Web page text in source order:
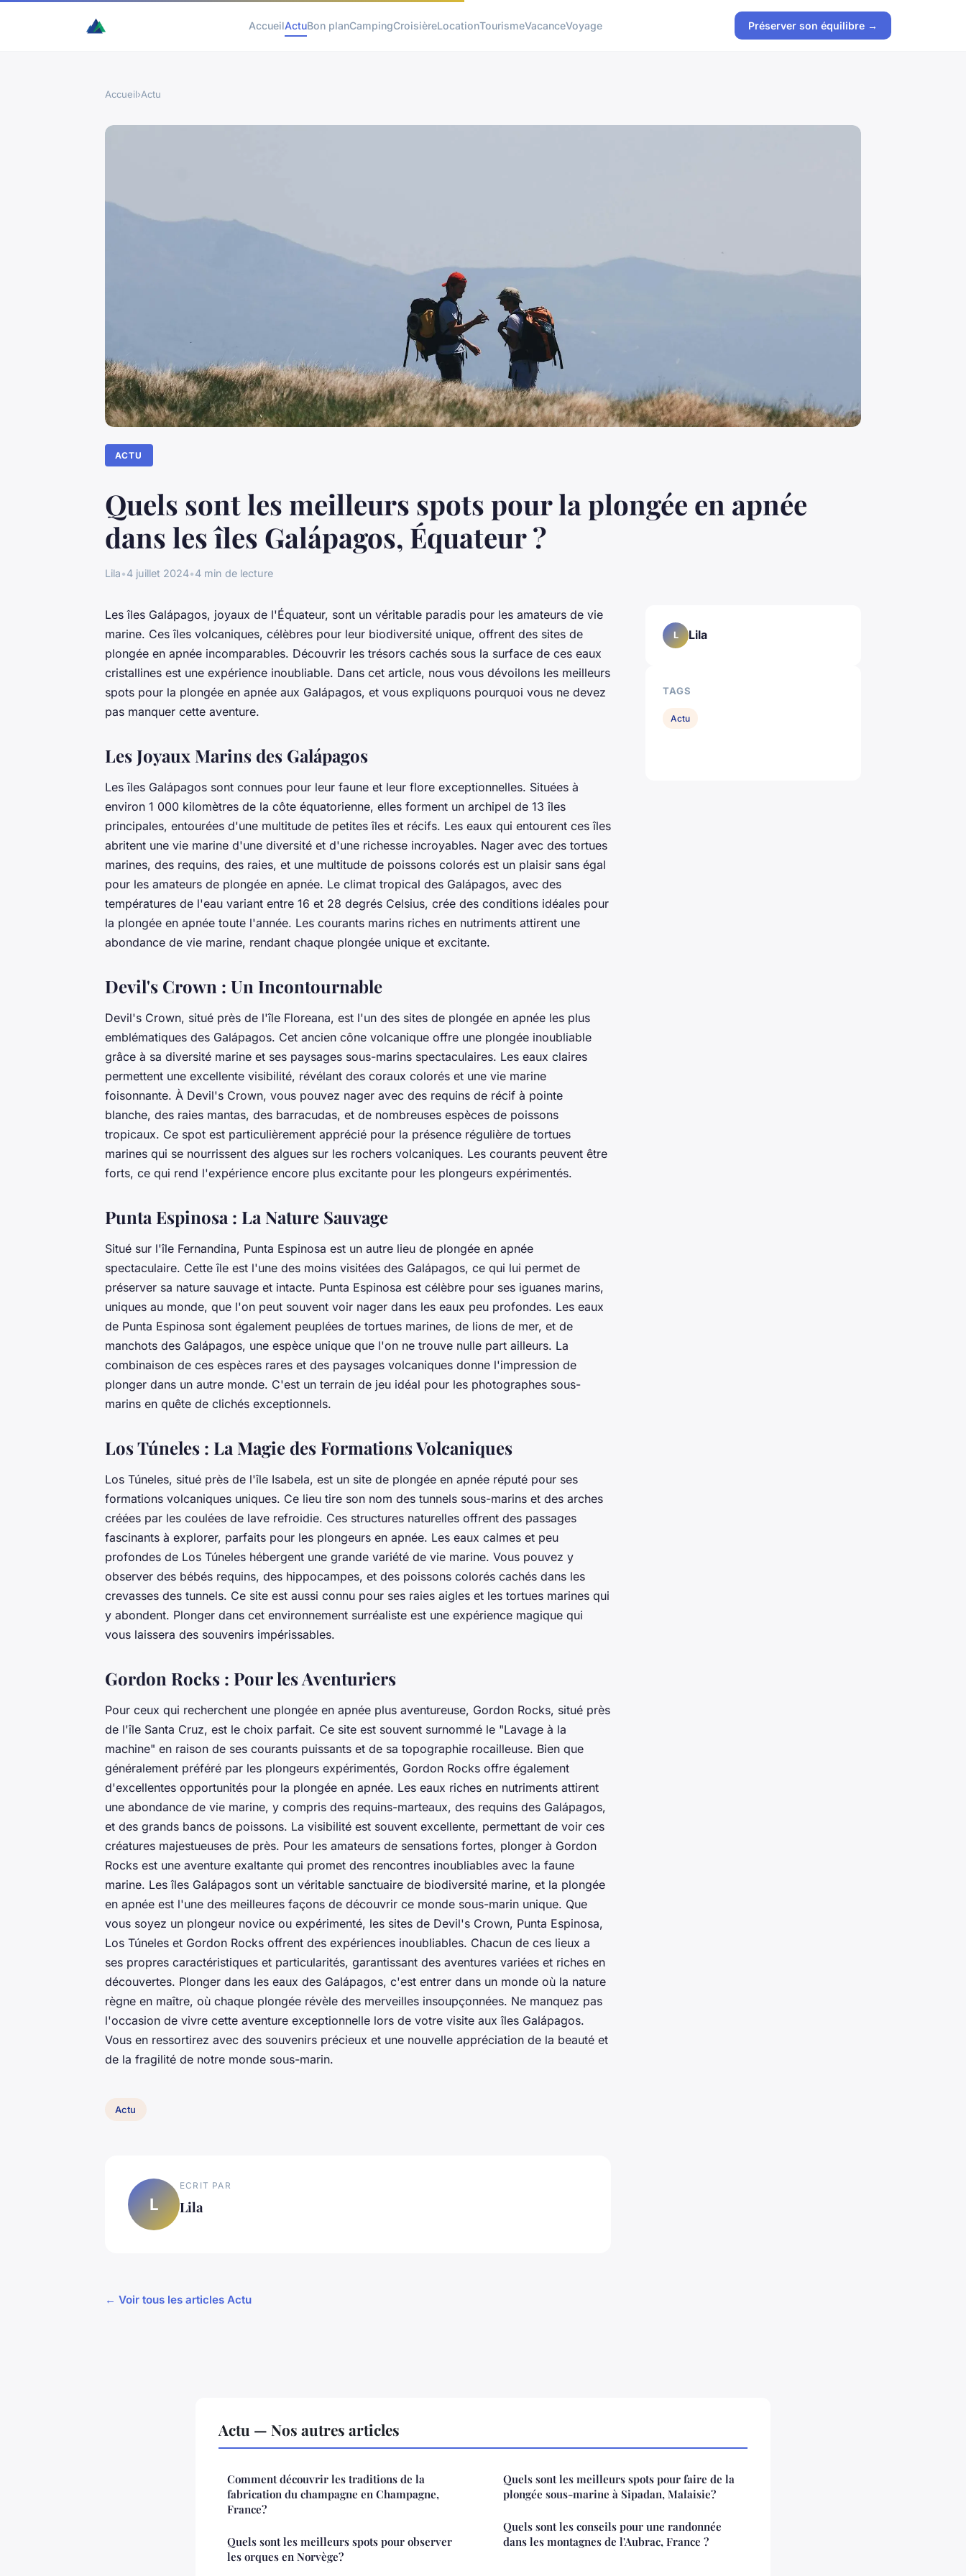
AccueilActuBon planCampingCroisièreLocationTourismeVacanceVoyage Préserver son équilibre →
Accueil›Actu
ACTU
Quels sont les meilleurs spots pour la plongée en apnée
dans les îles Galápagos, Équateur ?
Lila•4 juillet 2024•4 min de lecture
Les îles Galápagos, joyaux de l'Équateur, sont un véritable paradis pour les amateurs de vie
marine. Ces îles volcaniques, célèbres pour leur biodiversité unique, offrent des sites de
plongée en apnée incomparables. Découvrir les trésors cachés sous la surface de ces eaux
cristallines est une expérience inoubliable. Dans cet article, nous vous dévoilons les meilleurs
spots pour la plongée en apnée aux Galápagos, et vous expliquons pourquoi vous ne devez
pas manquer cette aventure.
Les Joyaux Marins des Galápagos
Les îles Galápagos sont connues pour leur faune et leur flore exceptionnelles. Situées à
environ 1 000 kilomètres de la côte équatorienne, elles forment un archipel de 13 îles
principales, entourées d'une multitude de petites îles et récifs. Les eaux qui entourent ces îles
abritent une vie marine d'une diversité et d'une richesse incroyables. Nager avec des tortues
marines, des requins, des raies, et une multitude de poissons colorés est un plaisir sans égal
pour les amateurs de plongée en apnée. Le climat tropical des Galápagos, avec des
températures de l'eau variant entre 16 et 28 degrés Celsius, crée des conditions idéales pour
la plongée en apnée toute l'année. Les courants marins riches en nutriments attirent une
abondance de vie marine, rendant chaque plongée unique et excitante.
Devil's Crown : Un Incontournable
Devil's Crown, situé près de l'île Floreana, est l'un des sites de plongée en apnée les plus
emblématiques des Galápagos. Cet ancien cône volcanique offre une plongée inoubliable
grâce à sa diversité marine et ses paysages sous-marins spectaculaires. Les eaux claires
permettent une excellente visibilité, révélant des coraux colorés et une vie marine
foisonnante. À Devil's Crown, vous pouvez nager avec des requins de récif à pointe
blanche, des raies mantas, des barracudas, et de nombreuses espèces de poissons
tropicaux. Ce spot est particulièrement apprécié pour la présence régulière de tortues
marines qui se nourrissent des algues sur les rochers volcaniques. Les courants peuvent être
forts, ce qui rend l'expérience encore plus excitante pour les plongeurs expérimentés.
Punta Espinosa : La Nature Sauvage
Situé sur l'île Fernandina, Punta Espinosa est un autre lieu de plongée en apnée
spectaculaire. Cette île est l'une des moins visitées des Galápagos, ce qui lui permet de
préserver sa nature sauvage et intacte. Punta Espinosa est célèbre pour ses iguanes marins,
uniques au monde, que l'on peut souvent voir nager dans les eaux peu profondes. Les eaux
de Punta Espinosa sont également peuplées de tortues marines, de lions de mer, et de
manchots des Galápagos, une espèce unique que l'on ne trouve nulle part ailleurs. La
combinaison de ces espèces rares et des paysages volcaniques donne l'impression de
plonger dans un autre monde. C'est un terrain de jeu idéal pour les photographes sous-
marins en quête de clichés exceptionnels.
Los Túneles : La Magie des Formations Volcaniques
Los Túneles, situé près de l'île Isabela, est un site de plongée en apnée réputé pour ses
formations volcaniques uniques. Ce lieu tire son nom des tunnels sous-marins et des arches
créées par les coulées de lave refroidie. Ces structures naturelles offrent des passages
fascinants à explorer, parfaits pour les plongeurs en apnée. Les eaux calmes et peu
profondes de Los Túneles hébergent une grande variété de vie marine. Vous pouvez y
observer des bébés requins, des hippocampes, et des poissons colorés cachés dans les
crevasses des tunnels. Ce site est aussi connu pour ses raies aigles et les tortues marines qui
y abondent. Plonger dans cet environnement surréaliste est une expérience magique qui
vous laissera des souvenirs impérissables.
Gordon Rocks : Pour les Aventuriers
Pour ceux qui recherchent une plongée en apnée plus aventureuse, Gordon Rocks, situé près
de l'île Santa Cruz, est le choix parfait. Ce site est souvent surnommé le "Lavage à la
machine" en raison de ses courants puissants et de sa topographie rocailleuse. Bien que
généralement préféré par les plongeurs expérimentés, Gordon Rocks offre également
d'excellentes opportunités pour la plongée en apnée. Les eaux riches en nutriments attirent
une abondance de vie marine, y compris des requins-marteaux, des requins des Galápagos,
et des grands bancs de poissons. La visibilité est souvent excellente, permettant de voir ces
créatures majestueuses de près. Pour les amateurs de sensations fortes, plonger à Gordon
Rocks est une aventure exaltante qui promet des rencontres inoubliables avec la faune
marine. Les îles Galápagos sont un véritable sanctuaire de biodiversité marine, et la plongée
en apnée est l'une des meilleures façons de découvrir ce monde sous-marin unique. Que
vous soyez un plongeur novice ou expérimenté, les sites de Devil's Crown, Punta Espinosa,
Los Túneles et Gordon Rocks offrent des expériences inoubliables. Chacun de ces lieux a
ses propres caractéristiques et particularités, garantissant des aventures variées et riches en
découvertes. Plonger dans les eaux des Galápagos, c'est entrer dans un monde où la nature
règne en maître, où chaque plongée révèle des merveilles insoupçonnées. Ne manquez pas
l'occasion de vivre cette aventure exceptionnelle lors de votre visite aux îles Galápagos.
Vous en ressortirez avec des souvenirs précieux et une nouvelle appréciation de la beauté et
de la fragilité de notre monde sous-marin.
Actu
L
ECRIT PAR
Lila
← Voir tous les articles Actu
L Lila
TAGS
Actu
Actu — Nos autres articles
Comment découvrir les traditions de la
fabrication du champagne en Champagne,
France?
Quels sont les meilleurs spots pour observer
les orques en Norvège?
Quels sont les meilleurs spots pour faire de la
plongée sous-marine à Sipadan, Malaisie?
Quels sont les conseils pour une randonnée
dans les montagnes de l'Aubrac, France ?